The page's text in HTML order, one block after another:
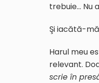
trebuie… Nu
Şi iacătă-
Harul meu
relevant.
scrie în